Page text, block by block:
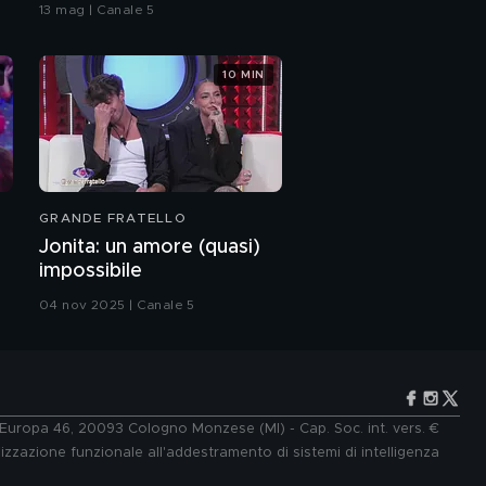
Amanda Lear e il suo
rapporto con l'età
Amanda international
desiderio di diventare
13 mag | Canale 5
GRANDE FRATELLO
Jonita: un amore (quasi)
impossibile
04 nov 2025 | Canale 5
10 MIN
46, 20093 Cologno Monzese (MI) - Cap. Soc. int. vers. €
funzionale all'addestramento di sistemi di intelligenza